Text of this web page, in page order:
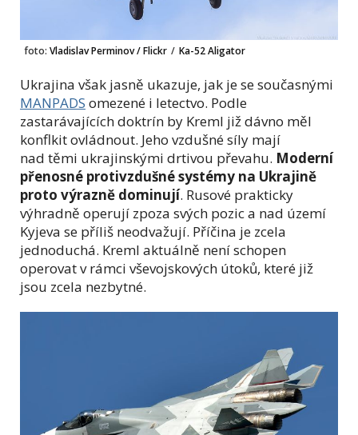
foto: Vladislav Perminov / Flickr / Ka-52 Aligator
Ukrajina však jasně ukazuje, jak je se současnými
MANPADS omezené i letectvo. Podle
zastarávajících doktrín by Kreml již dávno měl
konflkit ovládnout. Jeho vzdušné síly mají
nad těmi ukrajinskými drtivou převahu. Moderní
přenosné protivzdušné systémy na Ukrajině
proto výrazně dominují. Rusové prakticky
výhradně operují zpoza svých pozic a nad území
Kyjeva se příliš neodvažují. Příčina je zcela
jednoduchá. Kreml aktuálně není schopen
operovat v rámci vševojskových útoků, které již
jsou zcela nezbytné.